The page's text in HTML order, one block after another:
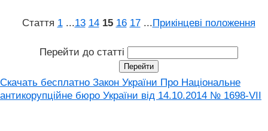
Стаття 1 ...13 14 15 16 17 ...Прикінцеві положення
Перейти до статті
Скачать бесплатно Закон України Про Національне
антикорупційне бюро України від 14.10.2014 № 1698-VII